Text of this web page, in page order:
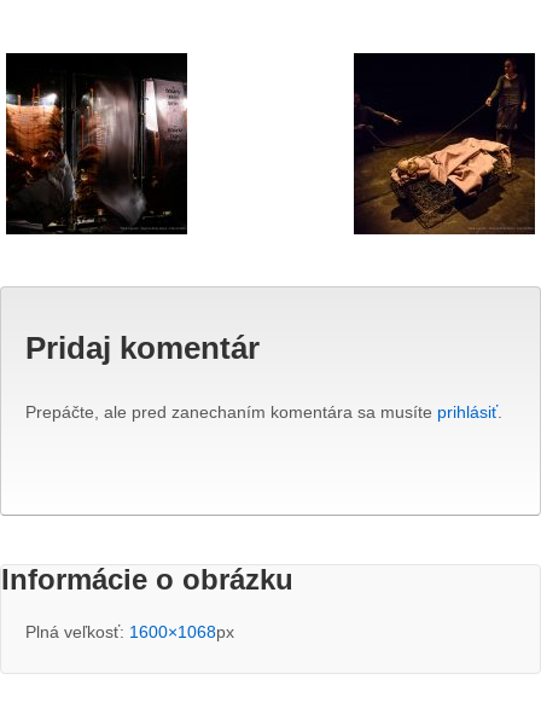
Pridaj komentár
Prepáčte, ale pred zanechaním komentára sa musíte prihlásiť.
Informácie o obrázku
Plná veľkosť: 1600×1068px